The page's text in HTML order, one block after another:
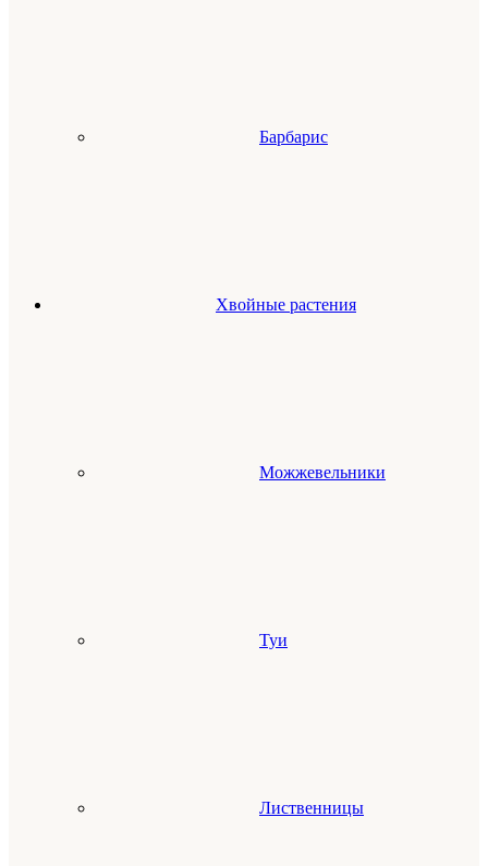
Барбарис
Хвойные растения
Можжевельники
Туи
Лиственницы